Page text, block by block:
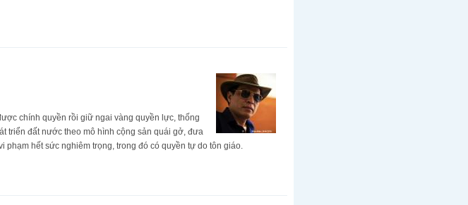
chính quyền rồi giữ ngai vàng quyền lực, thống
triển đất nước theo mô hình cộng sản quái gở, đưa
hết sức nghiêm trọng, trong đó có quyền tự do tôn giáo.